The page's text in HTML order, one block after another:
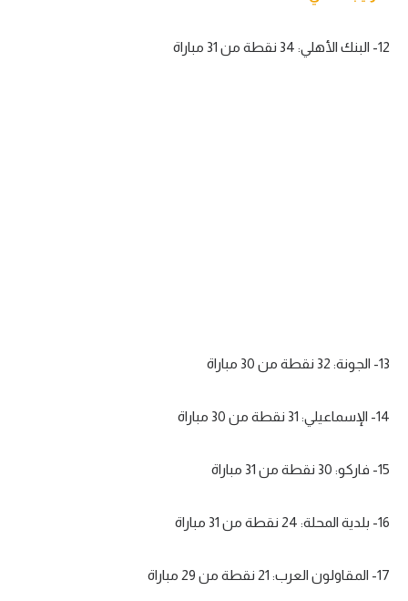
12- البنك الأهلي: 34 نقطة من 31 مباراة
13- الجونة: 32 نقطة من 30 مباراة
14- الإسماعيلي: 31 نقطة من 30 مباراة
15- فاركو: 30 نقطة من 31 مباراة
16- بلدية المحلة: 24 نقطة من 31 مباراة
17- المقاولون العرب: 21 نقطة من 29 مباراة